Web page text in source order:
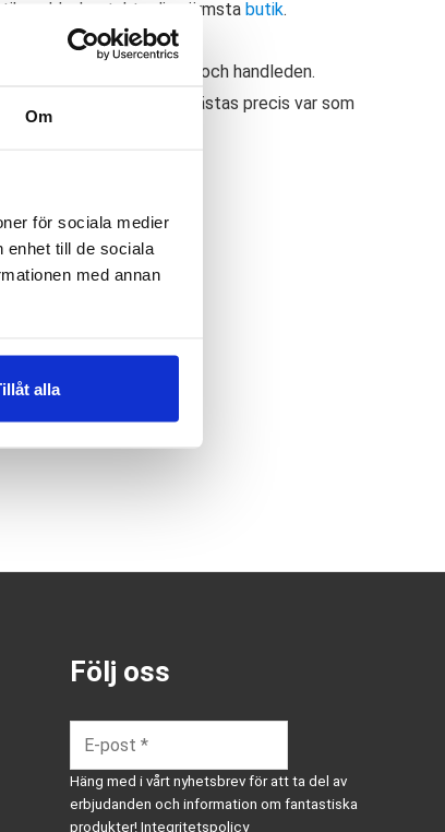
Om
för sociala medier
enhet till de sociala
med annan
alla
kontakta din närmsta butik.
ett lätt stöd för tummen och handleden.
gör att hakdelen kan fästas precis var som
Följ oss
Häng med i vårt nyhetsbrev för att ta del av
erbjudanden och information om fantastiska
produkter! Integritetspolicy